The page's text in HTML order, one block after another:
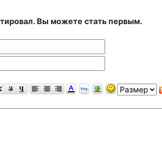
Вы можете стать первым.